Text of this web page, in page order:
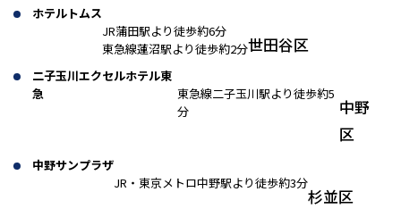
ホテルトムス
JR蒲田駅より徒歩約6分
東急線蓮沼駅より徒歩約2分世田谷区
二子玉川エクセルホテル東
急
東急線二子玉川駅より徒歩約5
分
中野
区
中野サンプラザ
JR・東京メトロ中野駅より徒歩約3分
杉並区